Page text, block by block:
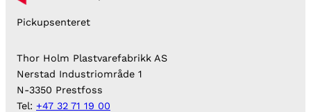
Pickupsenteret
Thor Holm Plastvarefabrikk AS
Nerstad Industriområde 1
N-3350 Prestfoss
Tel: +47 32 71 19 00